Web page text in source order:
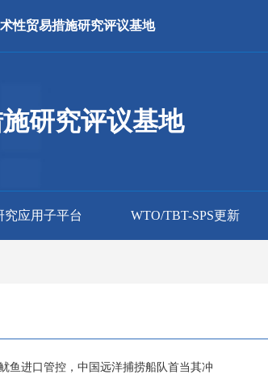
性贸易措施研究评议基地
研究评议基地
究应用子平台 WTO/TBT-SPS更新
鱼进口管控，中国远洋捕捞船队首当其冲